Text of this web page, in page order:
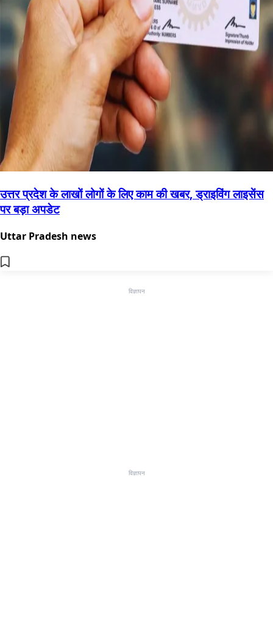
उत्तर प्रदेश के लाखों लोगों के लिए काम की खबर, ड्राइविंग लाइसेंस
पर बड़ा अपडेट
Uttar Pradesh news
विज्ञापन
विज्ञापन